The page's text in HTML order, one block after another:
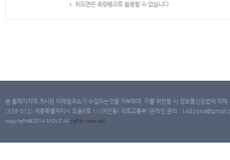
위도면은 측량용으로 활용할 수 없습니다.
본 홈페이지에 게시된 이메일주소가 수집되는것을 거부하며, 이를 위반할 시 정보통신망법에 의
(339-012) 세종특별자치시 도움6로 11(어진동) 국토교통부 (온라인 문의 :
copyright@2014 MOLIT All rights reserved.